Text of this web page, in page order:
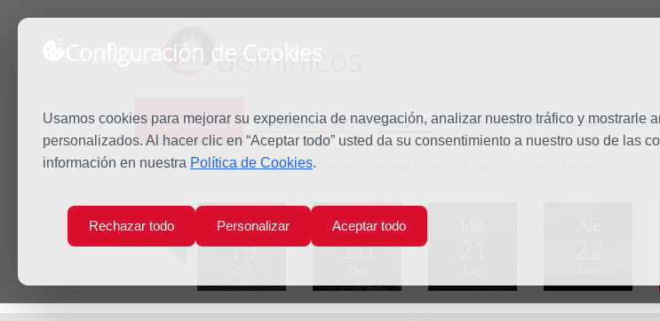
Configuración de Cookies
Usamos cookies para mejorar su experiencia de navegación, analizar nuestro tráfico y mostrarle
personalizados. Al hacer clic en “Aceptar todo” usted da su consentimiento a nuestro uso de las
información en nuestra Política de Cookies.
Rechazar todo Personalizar Aceptar todo
dominicos
Predicación Espiritualidad Estudio Quiénes somos Misión
Inicio Predicación Viernes de la Vigésimo novena semana del Tiempo Ordinario, Año impar
Lun
19
Mar
20